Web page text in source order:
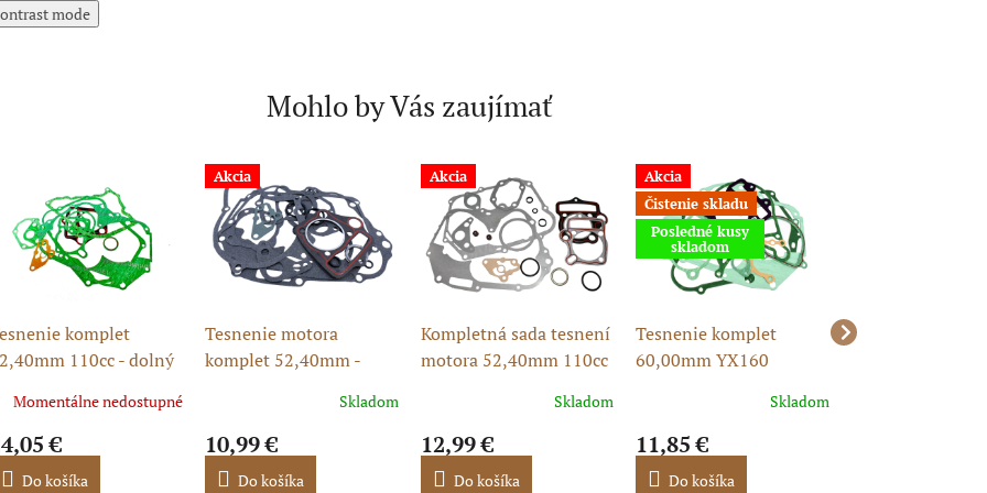
mode
Mohlo by Vás zaujímať
komplet
110cc - dolný
Momentálne nedostupné
€
Do košíka
Akcia
Tesnenie motora
komplet 52,40mm -
Skladom
10,99 €
Do košíka
Akcia
Kompletná sada tesnení
motora 52,40mm 110cc
Skladom
12,99 €
Do košíka
Akcia
Čistenie skladu
Posledné kusy
skladom
Tesnenie komplet
60,00mm YX160
Skladom
11,85 €
Do košíka
Kompletná sada